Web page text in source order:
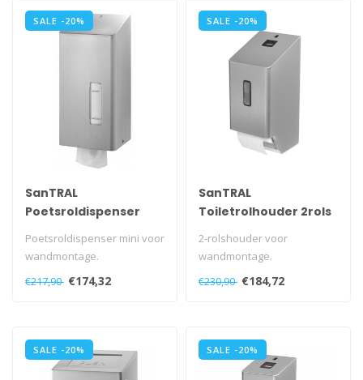
SALE -20%
SanTRAL
Poetsroldispenser
Poetsroldispenser mini voor
wandmontage.
Met kunststof slot en
sleutel.
€217,90 €174,32
SALE -20%
SanTRAL
Toiletrolhouder 2rols
2-rolshouder voor
wandmontage.
Met automatische
toiletrolwisseling.
€230,90 €184,72
SALE -20% SALE -20%